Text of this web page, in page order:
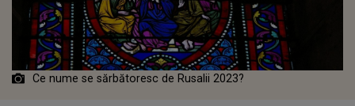
Ce nume se sărbătoresc de Rusalii 2023?